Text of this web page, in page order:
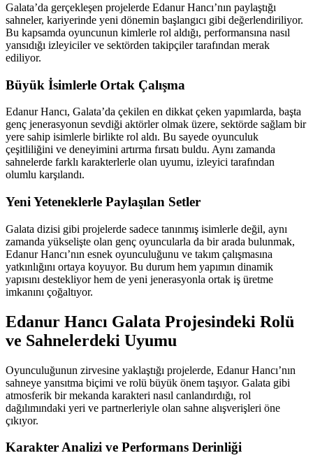
Galata’da gerçekleşen projelerde Edanur Hancı’nın paylaştığı
sahneler, kariyerinde yeni dönemin başlangıcı gibi değerlendiriliyor.
Bu kapsamda oyuncunun kimlerle rol aldığı, performansına nasıl
yansıdığı izleyiciler ve sektörden takipçiler tarafından merak
ediliyor.
Büyük İsimlerle Ortak Çalışma
Edanur Hancı, Galata’da çekilen en dikkat çeken yapımlarda, başta
genç jenerasyonun sevdiği aktörler olmak üzere, sektörde sağlam bir
yere sahip isimlerle birlikte rol aldı. Bu sayede oyunculuk
çeşitliliğini ve deneyimini artırma fırsatı buldu. Aynı zamanda
sahnelerde farklı karakterlerle olan uyumu, izleyici tarafından
olumlu karşılandı.
Yeni Yeteneklerle Paylaşılan Setler
Galata dizisi gibi projelerde sadece tanınmış isimlerle değil, aynı
zamanda yükselişte olan genç oyuncularla da bir arada bulunmak,
Edanur Hancı’nın esnek oyunculuğunu ve takım çalışmasına
yatkınlığını ortaya koyuyor. Bu durum hem yapımın dinamik
yapısını destekliyor hem de yeni jenerasyonla ortak iş üretme
imkanını çoğaltıyor.
Edanur Hancı Galata Projesindeki Rolü
ve Sahnelerdeki Uyumu
Oyunculuğunun zirvesine yaklaştığı projelerde, Edanur Hancı’nın
sahneye yansıtma biçimi ve rolü büyük önem taşıyor. Galata gibi
atmosferik bir mekanda karakteri nasıl canlandırdığı, rol
dağılımındaki yeri ve partnerleriyle olan sahne alışverişleri öne
çıkıyor.
Karakter Analizi ve Performans Derinliği